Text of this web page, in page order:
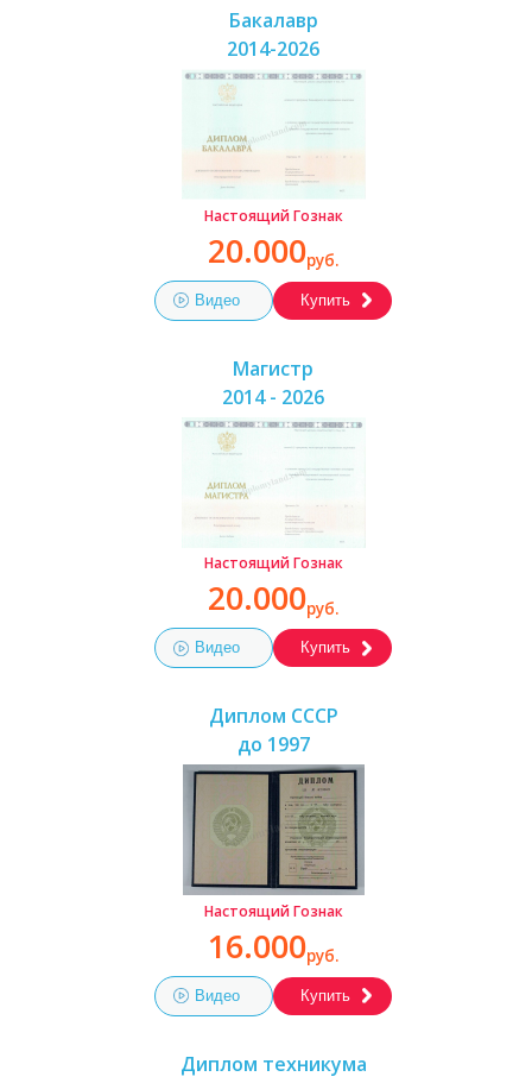
Бакалавр
2014-2026
Настоящий Гознак
20.000руб.
Видео Купить
Магистр
2014 - 2026
Настоящий Гознак
20.000руб.
Видео Купить
Диплом СССР
до 1997
Настоящий Гознак
16.000руб.
Видео Купить
Диплом техникума